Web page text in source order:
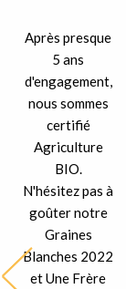
Après presque
5 ans
d'engagement,
nous sommes
certifié
Agriculture
BIO.
N'hésitez pas à
goûter notre
Graines
Blanches 2022
et Une Frère